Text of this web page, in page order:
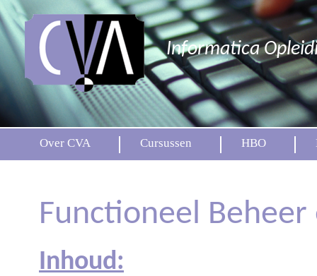
Informatica
Over CVA Cursussen HBO
Functioneel Beheer
Inhoud: